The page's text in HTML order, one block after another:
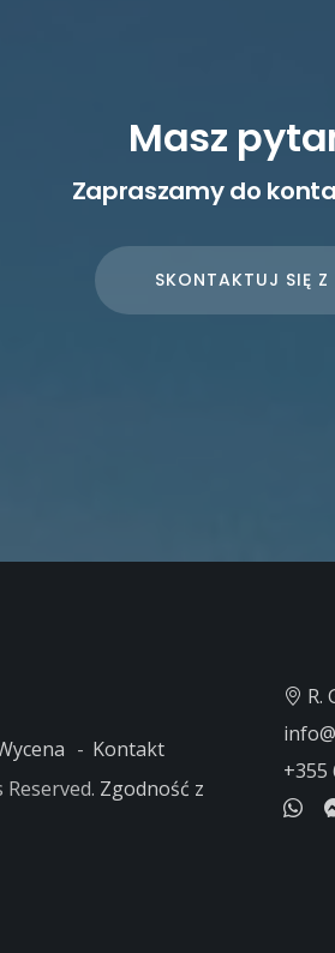
Masz
Zapraszamy do
SKONTAKTUJ SIĘ Z
Kontakt
Reserved. Zgodność z
R.
+355